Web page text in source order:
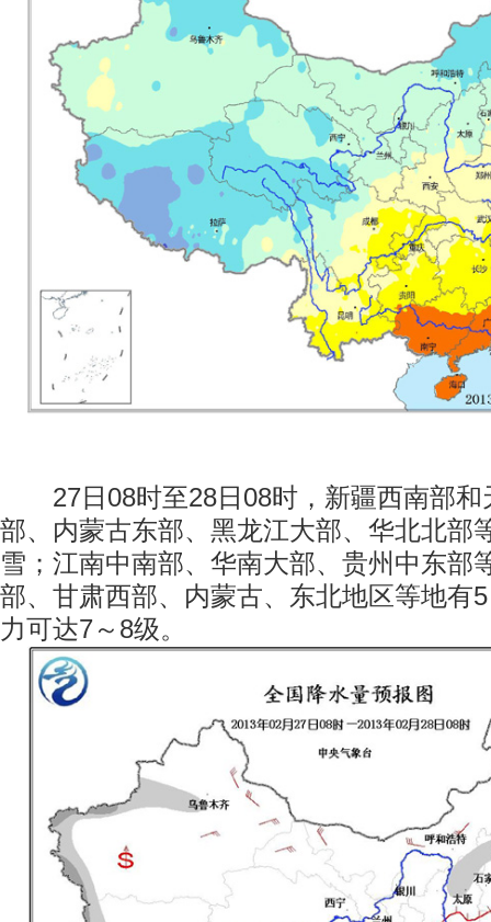
27日08时至28日08时，新疆西南部和
部、内蒙古东部、黑龙江大部、华北北部
雪；江南中南部、华南大部、贵州中东部
部、甘肃西部、内蒙古、东北地区等地有
力可达7～8级。